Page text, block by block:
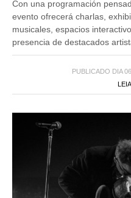
Con una programación
evento ofrecerá charlas,
musicales, espacios
presencia de destacados
PUBLICADO DIA